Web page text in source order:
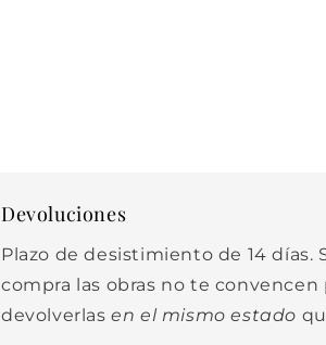
Devoluciones
Plazo de desistimiento de 14 días.
compra las obras no te convencen
devolverlasen el mismo estado